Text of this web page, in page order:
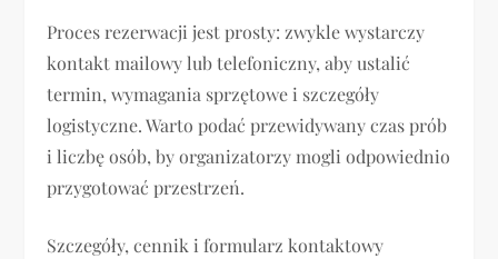
Proces rezerwacji jest prosty: zwykle wystarczy
kontakt mailowy lub telefoniczny, aby ustalić
termin, wymagania sprzętowe i szczegóły
logistyczne. Warto podać przewidywany czas prób
i liczbę osób, by organizatorzy mogli odpowiednio
przygotować przestrzeń.
Szczegóły, cennik i formularz kontaktowy